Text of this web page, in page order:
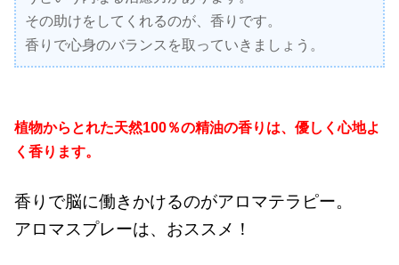
その助けをしてくれるのが、香りです。
香りで心身のバランスを取っていきましょう。
植物からとれた天然100％の精油の香りは、優しく心地よ
く香ります。
香りで脳に働きかけるのがアロマテラピー。
アロマスプレーは、おススメ！